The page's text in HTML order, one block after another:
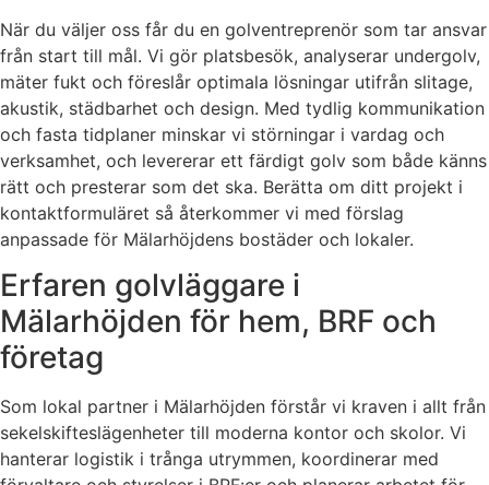
När du väljer oss får du en golventreprenör som tar ansvar
från start till mål. Vi gör platsbesök, analyserar undergolv,
mäter fukt och föreslår optimala lösningar utifrån slitage,
akustik, städbarhet och design. Med tydlig kommunikation
och fasta tidplaner minskar vi störningar i vardag och
verksamhet, och levererar ett färdigt golv som både känns
rätt och presterar som det ska. Berätta om ditt projekt i
kontaktformuläret så återkommer vi med förslag
anpassade för Mälarhöjdens bostäder och lokaler.
Erfaren golvläggare i
Mälarhöjden för hem, BRF och
företag
Som lokal partner i Mälarhöjden förstår vi kraven i allt från
sekelskifteslägenheter till moderna kontor och skolor. Vi
hanterar logistik i trånga utrymmen, koordinerar med